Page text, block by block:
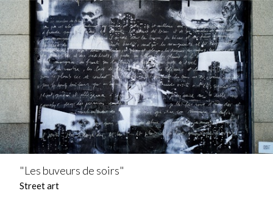
"Les buveurs de soirs"
Street art